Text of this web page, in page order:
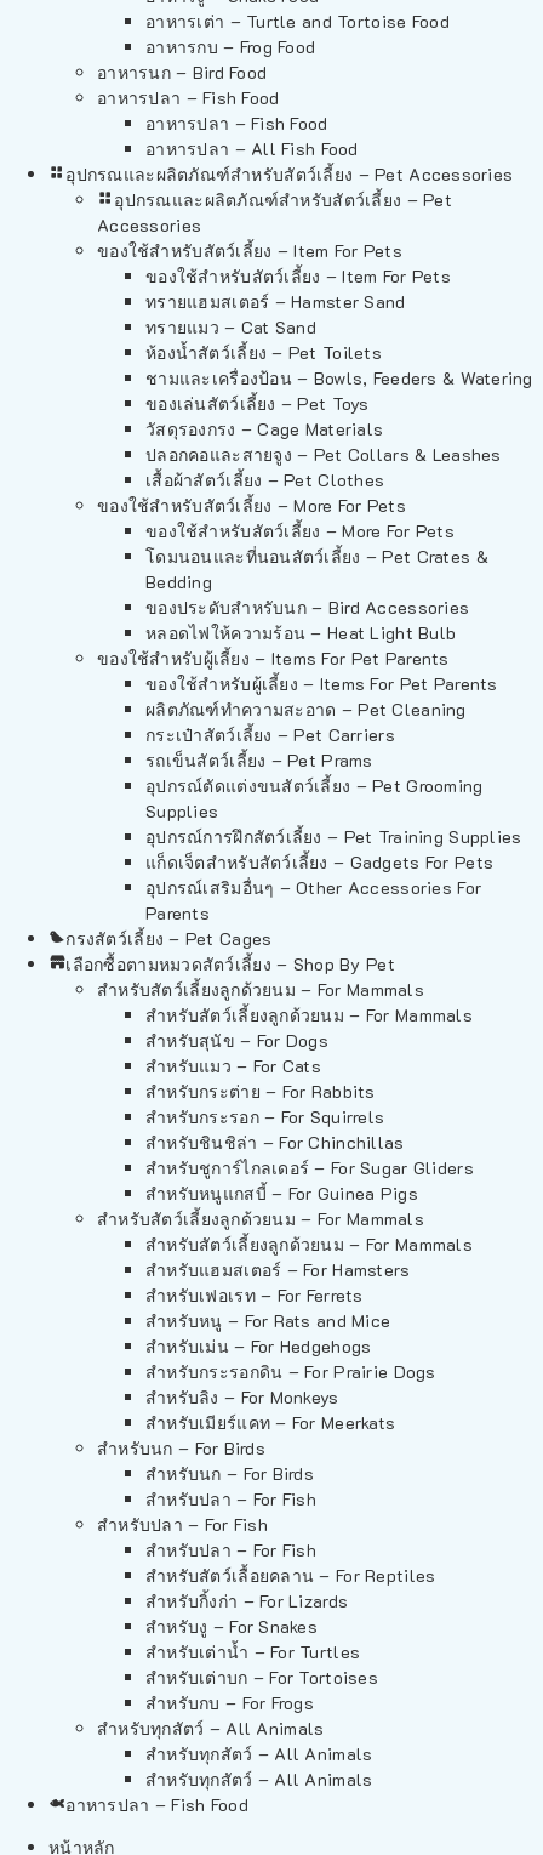
อาหารเต่า – Turtle and Tortoise Food
อาหารกบ – Frog Food
อาหารนก – Bird Food
อาหารปลา – Fish Food
อาหารปลา – Fish Food
อาหารปลา – All Fish Food
อุปกรณและผลิตภัณฑ์สำหรับสัตว์เลี้ยง – Pet Accessories
อุปกรณและผลิตภัณฑ์สำหรับสัตว์เลี้ยง – Pet
Accessories
ของใช้สำหรับสัตว์เลี้ยง – Item For Pets
ของใช้สำหรับสัตว์เลี้ยง – Item For Pets
ทรายแฮมสเตอร์ – Hamster Sand
ทรายแมว – Cat Sand
ห้องน้ำสัตว์เลี้ยง – Pet Toilets
ชามและเครื่องป้อน – Bowls, Feeders & Watering
ของเล่นสัตว์เลี้ยง – Pet Toys
วัสดุรองกรง – Cage Materials
ปลอกคอและสายจูง – Pet Collars & Leashes
เสื้อผ้าสัตว์เลี้ยง – Pet Clothes
ของใช้สำหรับสัตว์เลี้ยง – More For Pets
ของใช้สำหรับสัตว์เลี้ยง – More For Pets
โดมนอนและที่นอนสัตว์เลี้ยง – Pet Crates &
Bedding
ของประดับสำหรับนก – Bird Accessories
หลอดไฟให้ความร้อน – Heat Light Bulb
ของใช้สำหรับผู้เลี้ยง – Items For Pet Parents
ของใช้สำหรับผู้เลี้ยง – Items For Pet Parents
ผลิตภัณฑ์ทำความสะอาด – Pet Cleaning
กระเป๋าสัตว์เลี้ยง – Pet Carriers
รถเข็นสัตว์เลี้ยง – Pet Prams
อุปกรณ์ตัดแต่งขนสัตว์เลี้ยง – Pet Grooming
Supplies
อุปกรณ์การฝึกสัตว์เลี้ยง – Pet Training Supplies
แก็ดเจ็ตสำหรับสัตว์เลี้ยง – Gadgets For Pets
อุปกรณ์เสริมอื่นๆ – Other Accessories For
Parents
กรงสัตว์เลี้ยง – Pet Cages
เลือกซื้อตามหมวดสัตว์เลี้ยง – Shop By Pet
สำหรับสัตว์เลี้ยงลูกด้วยนม – For Mammals
สำหรับสัตว์เลี้ยงลูกด้วยนม – For Mammals
สำหรับสุนัข – For Dogs
สำหรับแมว – For Cats
สำหรับกระต่าย – For Rabbits
สำหรับกระรอก – For Squirrels
สำหรับชินชิล่า – For Chinchillas
สำหรับชูการ์ไกลเดอร์ – For Sugar Gliders
สำหรับหนูแกสบี้ – For Guinea Pigs
สำหรับสัตว์เลี้ยงลูกด้วยนม – For Mammals
สำหรับสัตว์เลี้ยงลูกด้วยนม – For Mammals
สำหรับแฮมสเตอร์ – For Hamsters
สำหรับเฟอเรท – For Ferrets
สำหรับหนู – For Rats and Mice
สำหรับเม่น – For Hedgehogs
สำหรับกระรอกดิน – For Prairie Dogs
สำหรับลิง – For Monkeys
สำหรับเมียร์แคท – For Meerkats
สำหรับนก – For Birds
สำหรับนก – For Birds
สำหรับปลา – For Fish
สำหรับปลา – For Fish
สำหรับปลา – For Fish
สำหรับสัตว์เลื้อยคลาน – For Reptiles
สำหรับกิ้งก่า – For Lizards
สำหรับงู – For Snakes
สำหรับเต่าน้ำ – For Turtles
สำหรับเต่าบก – For Tortoises
สำหรับกบ – For Frogs
สำหรับทุกสัตว์ – All Animals
สำหรับทุกสัตว์ – All Animals
สำหรับทุกสัตว์ – All Animals
อาหารปลา – Fish Food
หน้าหลัก